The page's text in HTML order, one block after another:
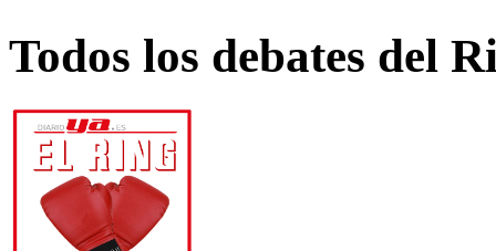
Todos los debates del